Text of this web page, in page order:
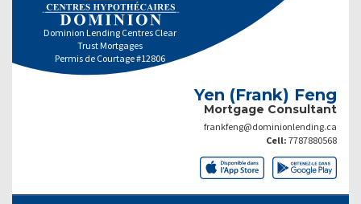
Dominion Lending Centres Clear
Trust Mortgages
Permis de Courtage #12806
Yen (Frank) Feng
Mortgage Consultant
frankfeng@dominionlending.ca
Cell: 7787880568